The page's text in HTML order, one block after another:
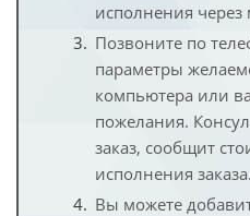
исполнения через
Позвоните по
параметры
компьютера или
пожелания.
заказ, сообщит
исполнения заказа.
Вы можете